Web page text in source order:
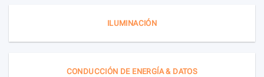
ILUMINACIÓN
CONDUCCIÓN DE ENERGÍA & DATOS